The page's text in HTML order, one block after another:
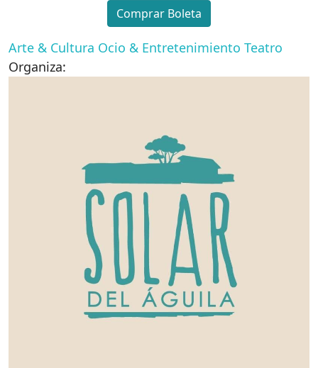
Comprar Boleta
Arte & Cultura Ocio & Entretenimiento Teatro
Organiza: